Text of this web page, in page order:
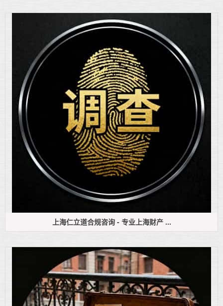
上海仁立道合规咨询 - 专业上海财产 ...